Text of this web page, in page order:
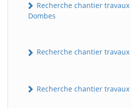
Recherche chantier
Dombes
Recherche chantier
Recherche chantier